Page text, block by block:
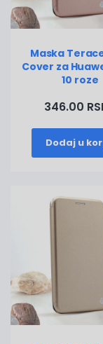
Maska
Cover za
10 roze
346.00
Dodaj u